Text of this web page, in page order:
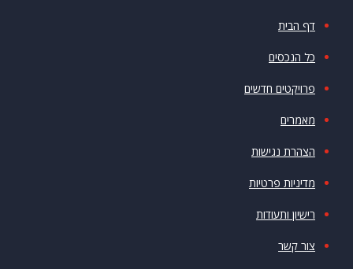
דף הבית
כל הנכסים
פרויקטים חדשים
מאמרים
הצהרת נגישות
מדיניות פרטיות
רישיון ותעודות
צור קשר